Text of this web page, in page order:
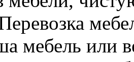
мебель или